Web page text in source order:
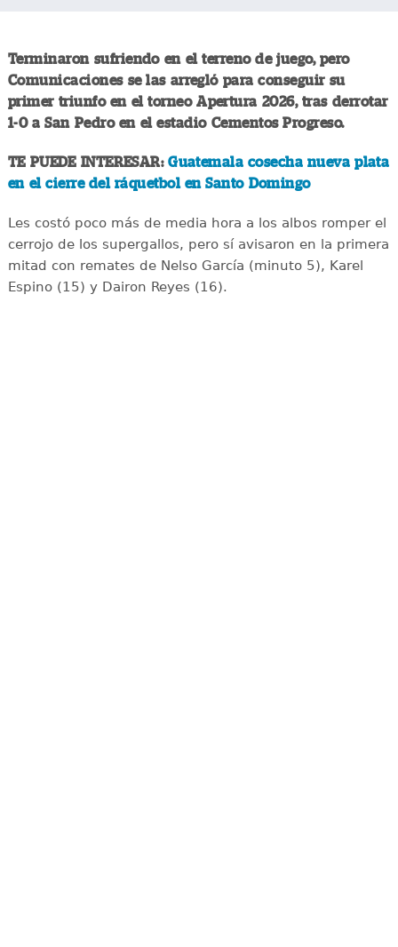
Terminaron sufriendo en el terreno de juego, pero
Comunicaciones se las arregló para conseguir su
primer triunfo en el torneo Apertura 2026, tras derrotar
1-0 a San Pedro en el estadio Cementos Progreso.
TE PUEDE INTERESAR:Guatemala cosecha nueva plata
en el cierre del ráquetbol en Santo Domingo
Les costó poco más de media hora a los albos romper el
cerrojo de los supergallos, pero sí avisaron en la primera
mitad con remates de Nelso García (minuto 5), Karel
Espino (15) y Dairon Reyes (16).